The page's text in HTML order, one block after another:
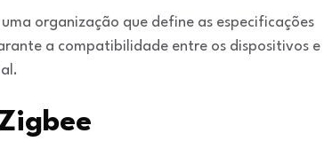
organização que define as especificações
a compatibilidade entre os dispositivos e